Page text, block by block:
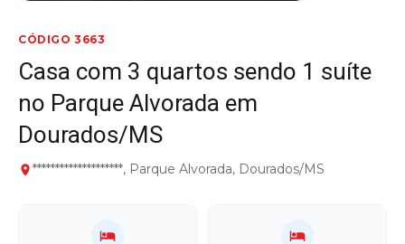
CÓDIGO 3663
Casa com 3 quartos sendo 1 suíte
no Parque Alvorada em
Dourados/MS
********************, Parque Alvorada, Dourados/MS